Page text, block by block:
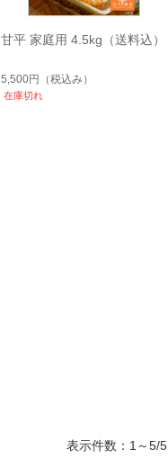
甘平 家庭用 4.5kg（送料込）
5,500円 （税込み）
在庫切れ
表示件数：1～5/5